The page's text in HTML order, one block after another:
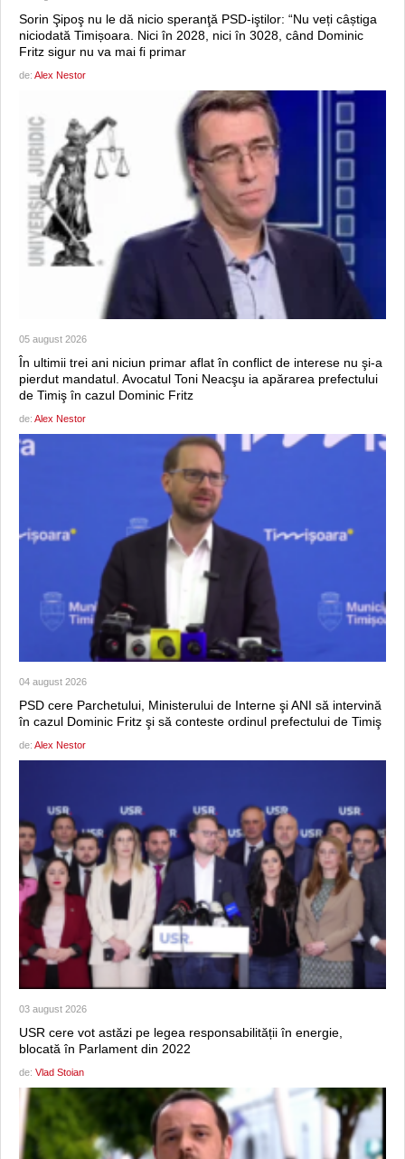
Sorin Şipoş nu le dă nicio speranţă PSD-iştilor: “Nu veți câștiga
niciodată Timișoara. Nici în 2028, nici în 3028, când Dominic
Fritz sigur nu va mai fi primar
de: Alex Nestor
05 august 2026
În ultimii trei ani niciun primar aflat în conflict de interese nu şi-a
pierdut mandatul. Avocatul Toni Neacşu ia apărarea prefectului
de Timiş în cazul Dominic Fritz
de: Alex Nestor
04 august 2026
PSD cere Parchetului, Ministerului de Interne şi ANI să intervină
în cazul Dominic Fritz şi să conteste ordinul prefectului de Timiş
de: Alex Nestor
03 august 2026
USR cere vot astăzi pe legea responsabilității în energie,
blocată în Parlament din 2022
de: Vlad Stoian